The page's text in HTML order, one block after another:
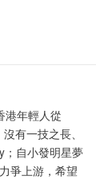
港年輕人從
有一技之長、
；自小發明星夢
爭上游，希望